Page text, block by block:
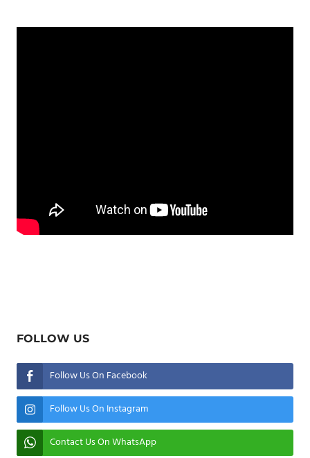
FOLLOW US
Follow Us On Facebook
Follow Us On Instagram
Contact Us On WhatsApp